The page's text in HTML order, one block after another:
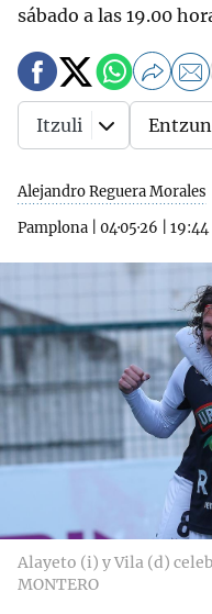
sábado a las 19.00
Alejandro Reguera Morales
Pamplona
04·05·26 19:44
Itzuli Entzun
Alayeto (i) y Vila (d)
MONTERO